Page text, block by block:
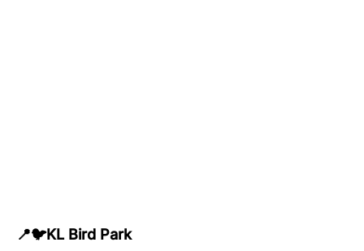
📍🐦KL Bird Park